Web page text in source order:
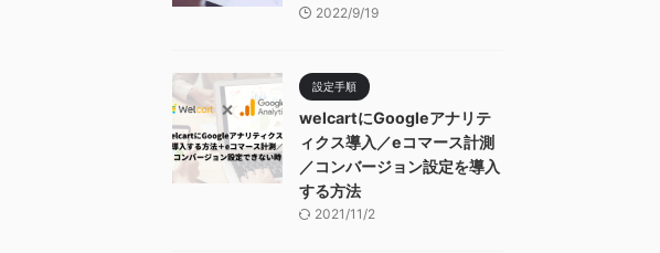
2022/9/19
設定手順
welcartにGoogleアナリテ
ィクス導入／eコマース計測
／コンバージョン設定を導入
する方法
2021/11/2